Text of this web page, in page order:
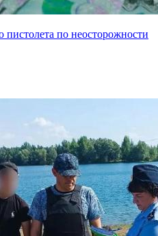
по неосторожности